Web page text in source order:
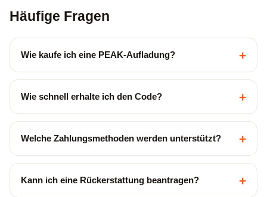
Häufige Fragen
Wie kaufe ich eine PEAK-Aufladung? +
Wie schnell erhalte ich den Code? +
Welche Zahlungsmethoden werden unterstützt? +
Kann ich eine Rückerstattung beantragen? +